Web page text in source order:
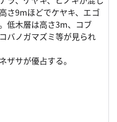
さ9mほどでケヤキ、エゴ
低木層は高さ3m、コブ
バノガマズミ等が見られ
ザサが優占する。